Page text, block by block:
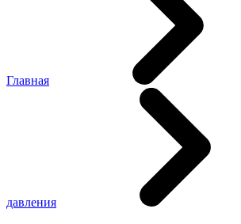
Главная
давления